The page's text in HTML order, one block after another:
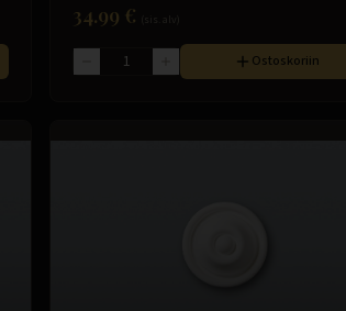
34.99 €
Ostoskoriin